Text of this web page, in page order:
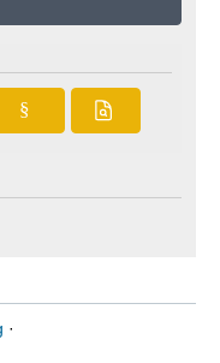
§
·